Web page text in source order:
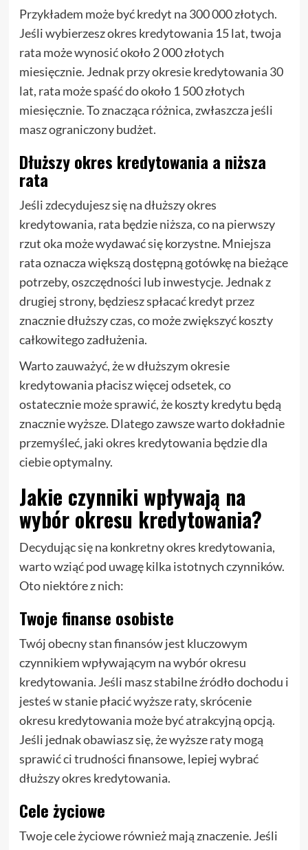
Przykładem może być kredyt na 300 000 złotych.
Jeśli wybierzesz okres kredytowania 15 lat, twoja
rata może wynosić około 2 000 złotych
miesięcznie. Jednak przy okresie kredytowania 30
lat, rata może spaść do około 1 500 złotych
miesięcznie. To znacząca różnica, zwłaszcza jeśli
masz ograniczony budżet.
Dłuższy okres kredytowania a niższa
rata
Jeśli zdecydujesz się na dłuższy okres
kredytowania, rata będzie niższa, co na pierwszy
rzut oka może wydawać się korzystne. Mniejsza
rata oznacza większą dostępną gotówkę na bieżące
potrzeby, oszczędności lub inwestycje. Jednak z
drugiej strony, będziesz spłacać kredyt przez
znacznie dłuższy czas, co może zwiększyć koszty
całkowitego zadłużenia.
Warto zauważyć, że w dłuższym okresie
kredytowania płacisz więcej odsetek, co
ostatecznie może sprawić, że koszty kredytu będą
znacznie wyższe. Dlatego zawsze warto dokładnie
przemyśleć, jaki okres kredytowania będzie dla
ciebie optymalny.
Jakie czynniki wpływają na
wybór okresu kredytowania?
Decydując się na konkretny okres kredytowania,
warto wziąć pod uwagę kilka istotnych czynników.
Oto niektóre z nich:
Twoje finanse osobiste
Twój obecny stan finansów jest kluczowym
czynnikiem wpływającym na wybór okresu
kredytowania. Jeśli masz stabilne źródło dochodu i
jesteś w stanie płacić wyższe raty, skrócenie
okresu kredytowania może być atrakcyjną opcją.
Jeśli jednak obawiasz się, że wyższe raty mogą
sprawić ci trudności finansowe, lepiej wybrać
dłuższy okres kredytowania.
Cele życiowe
Twoje cele życiowe również mają znaczenie. Jeśli